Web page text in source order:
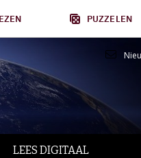
PUZZELEN
LEES DIGITAAL